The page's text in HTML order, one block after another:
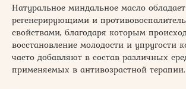
Натуральное миндальное масло обладает
регенерирующими и
свойствами, благодаря которым
восстановление молодости и упругости
часто добавляют в состав различных
применяемых в антивозрастной терапии.